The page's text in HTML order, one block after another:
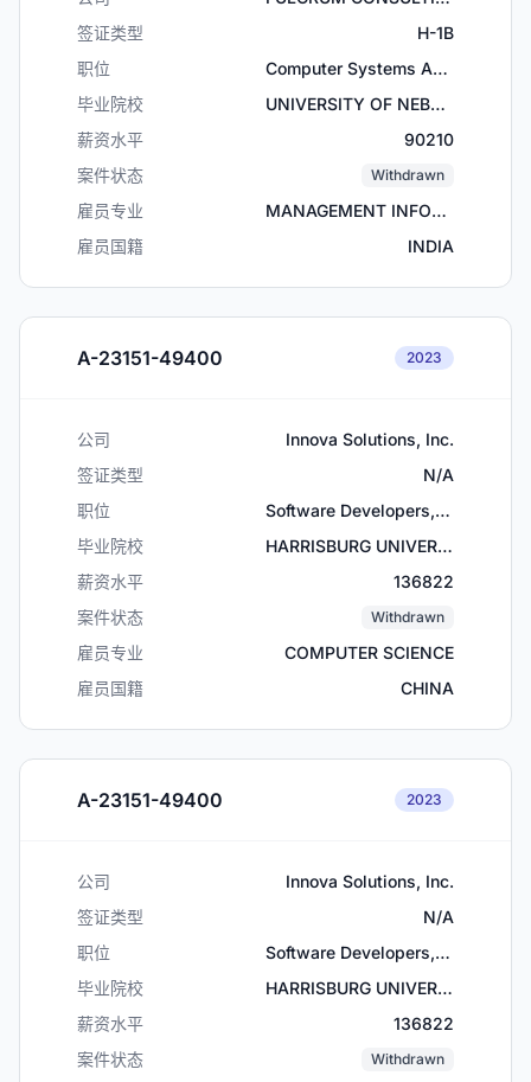
签证类型
H-1B
职位
Computer Systems Analysts
毕业院校
UNIVERSITY OF NEBRASKA
薪资水平
90210
案件状态
Withdrawn
雇员专业
MANAGEMENT INFORMATION SYSTEMS
雇员国籍
INDIA
A-23151-49400 2023
公司
Innova Solutions, Inc.
签证类型
N/A
职位
Software Developers, Applications
毕业院校
HARRISBURG UNIVERSITY OF SCIENCE AND TECHNOLOGY
薪资水平
136822
案件状态
Withdrawn
雇员专业
COMPUTER SCIENCE
雇员国籍
CHINA
A-23151-49400 2023
公司
Innova Solutions, Inc.
签证类型
N/A
职位
Software Developers, Applications
毕业院校
HARRISBURG UNIVERSITY OF SCIENCE AND TECHNOLOGY
薪资水平
136822
案件状态
Withdrawn